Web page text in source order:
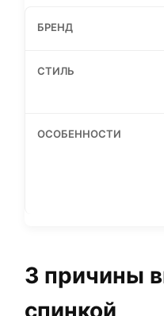
3 причины
спинкой